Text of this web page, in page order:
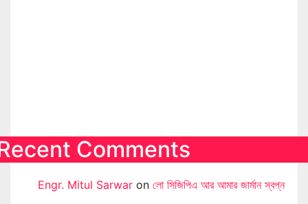
Comments
Engr. Mitul Sarwar on লো সিজিপিএ আর আমার জার্মান স্বপ্ন